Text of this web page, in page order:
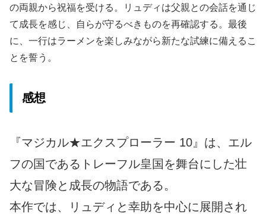
の両親から祝福を受ける。リュディは父親との会話を通じ
て成長を感じ、自らが守るべきものを再確認する。最後
に、一行はラーメンを楽しみながら新たな試練に備えるこ
とを誓う。
感想
『マジカル★エクスプローラー 10』は、エル
フの国であるトレーフル皇国を舞台にした壮
大な冒険と成長の物語である。
本作では、リュディと幸助を中心に展開され